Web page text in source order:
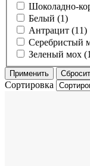
Шоколадно-
Белый (1)
Антрацит (11)
Серебристый
Зеленый мох
Сортировка